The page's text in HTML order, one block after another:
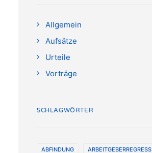
Allgemein
Aufsätze
Urteile
Vorträge
SCHLAGWÖRTER
ABFINDUNG ARBEITGEBERREGRESS